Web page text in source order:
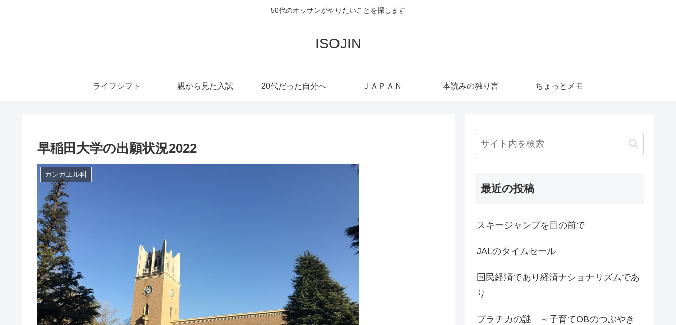
50代のオッサンがやりたいことを探します
ISOJIN
ライフシフト 親から見た入試 20代だった自分へ ＪＡＰＡＮ 本読みの独り言 ちょっとメモ
早稲田大学の出願状況2022
カンガエル科
最近の投稿
スキージャンプを目の前で
JALのタイムセール
国民経済であり経済ナショナリズムであ
り
プラチカの謎 ～子育てOBのつぶやき